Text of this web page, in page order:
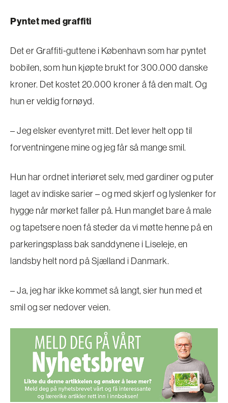
Pyntet med graffiti
Det er Graffiti-guttene i København som har pyntet
bobilen, som hun kjøpte brukt for 300.000 danske
kroner. Det kostet 20.000 kroner å få den malt. Og
hun er veldig fornøyd.
– Jeg elsker eventyret mitt. Det lever helt opp til
forventningene mine og jeg får så mange smil.
Hun har ordnet interiøret selv, med gardiner og puter
laget av indiske sarier – og med skjerf og lyslenker for
hygge når mørket faller på. Hun manglet bare å male
og tapetsere noen få steder da vi møtte henne på en
parkeringsplass bak sanddynene i Liseleje, en
landsby helt nord på Sjælland i Danmark.
– Ja, jeg har ikke kommet så langt, sier hun med et
smil og ser nedover veien.